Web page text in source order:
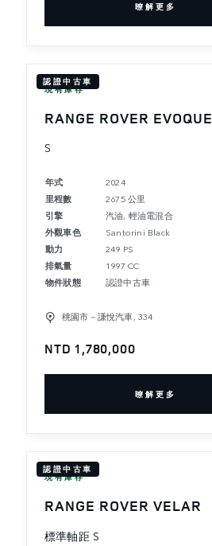
暸解更多
認證中古車
現有庫存
RANGE ROVER EVOQUE
S
年式
2024
里程數
2675 公里
引擎
汽油, 輕油電混合
外觀車色
Santorini Black
動力
249 PS
排氣量
1997 CC
物件狀態
認證中古車
桃園市－謙悅汽車, 334
NTD 1,780,000
暸解更多
認證中古車
現有庫存
RANGE ROVER VELAR
標準軸距 S